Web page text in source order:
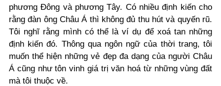
phương Đông và phương Tây. Có nhiều định kiến cho
rằng đàn ông Châu Á thì không đủ thu hút và quyến rũ.
Tôi nghĩ rằng mình có thể là ví dụ để xoá tan những
định kiến đó. Thông qua ngôn ngữ của thời trang, tôi
muốn thể hiện những vẻ đẹp đa dạng của người Châu
Á cũng như tôn vinh giá trị văn hoá từ những vùng đất
mà tôi thuộc về.